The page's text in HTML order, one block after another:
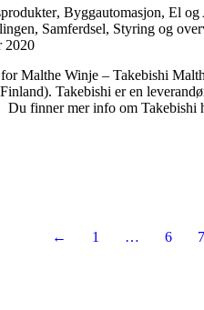
,Byggautomasjon,El og
, Samferdsel, Styring og
2020
Malthe Winje – Takebishi
Takebishi er en
finner mer info om Takebishi
← 1 … 6 7